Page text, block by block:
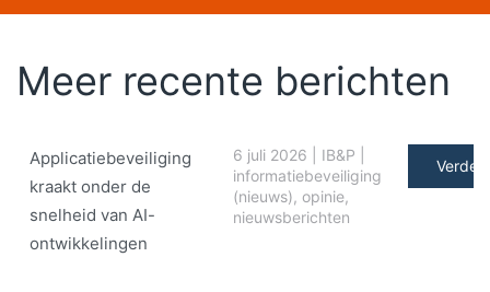
Meer recente berichten
Applicatiebeveiliging
kraakt onder de
snelheid van AI-
ontwikkelingen
6 juli 2026 IB&P
informatiebeveiliging
(nieuws), opinie,
nieuwsberichten
Verder